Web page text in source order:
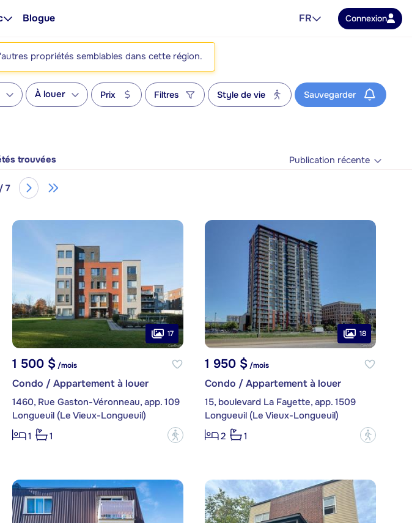
Blogue FR Connexion
propriétés semblables dans cette région.
À louer Prix Filtres Style de vie Sauvegarder
trouvées Publication récente
7
17
1 500 $/mois
Condo / Appartement à louer
1460, Rue Gaston-Véronneau, app. 109
Longueuil (Le Vieux-Longueuil)
1
1 ?
18
1 950 $/mois
Condo / Appartement à louer
15, boulevard La Fayette, app. 1509
Longueuil (Le Vieux-Longueuil)
2
1 ?